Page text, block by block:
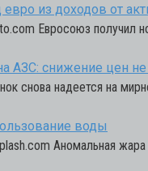
из доходов от
Евросоюз получил
АЗС: снижение цен
снова надеется на
воды
Аномальная